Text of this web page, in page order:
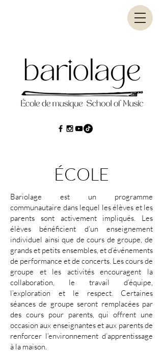
ÉCOLE
Bariolage est un programme
communautaire dans lequel les élèves et les
parents sont activement impliqués. Les
élèves bénéficient d’un enseignement
individuel ainsi que de cours de groupe, de
grands et petits ensembles, et d’événements
de performance et de concerts. Les cours de
groupe et les activités encouragent la
collaboration, le travail d’équipe,
l’exploration et le respect. Certaines
séances de groupe seront remplacées par
des cours pour parents, qui offrent une
occasion aux enseignantes et aux parents de
renforcer l’environnement d’apprentissage
à la maison.